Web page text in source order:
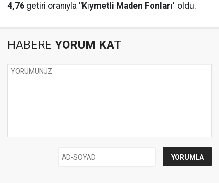
4,76 getiri oranıyla "Kıymetli Maden Fonları" oldu.
HABERE YORUM KAT